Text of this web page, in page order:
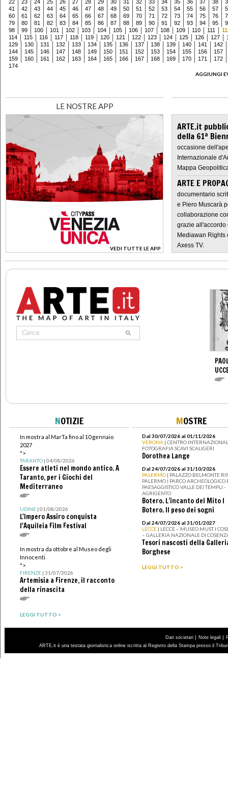
22 23 24 25 26 27 28 29 30 31 32 33 34 35 36 37 38
41
42 43 44 45 46 47 48 49 50 51 52 53 54 55 56 57
60
61 62 63 64 65 66 67 68 69 70 71 72 73 74 75 76
79
80 81 82 83 84 85 86 87 88 89 90 91 92 93 94 95
98
99 100 101 102 103 104 105 106 107 108 109 110 111
114
115 116 117 118 119 120 121 122 123 124 125 126 127
129
130 131 132 133 134 135 136 137 138 139 140 141
142
144
145 146 147 148 149 150 151 152 153 154 155 156
157
159
160 161 162 163 164 165 166 167 168 169 170 171
172
174
AGGIUNGI
LE NOSTRE APP
VEDI TUTTE LE APP
>
ARTE.it
della 61ª
occasione
Internazionale
Mappa
ARTE E
documentario
e Piero Muscarà
collaborazione
grazie all'accordo
Mediawan Rights
Axess TV.
NOTIZIE
In mostra al MarTa fino al 10 gennaio
2027
">
TARANTO| 04/08/2026
Essere atleti nel mondo antico. A
Taranto, per i Giochi del
Mediterraneo
UDINE| 01/08/2026
L'Impero Assiro conquista
l'Aquileia Film Festival
In mostra da ottobre al Museo degli
Innocenti
">
FIRENZE| 31/07/2026
Artemisia a Firenze, il racconto
della rinascita
LEGGI TUTTO >
MOSTRE
Dal 30/07/2026 al 01/11/2026
VERONA | CENTRO
FOTOGRAFIA SCAVI SCALIGERI
Dorothea Lange
Dal 24/07/2026 al 31/10/2026
PALERMO | PALAZZO BELMONTE
PALERMO I PARCO ARCHEOLOGICO
PAESAGGISTICO VALLE DEI TEMPLI -
AGRIGENTO
Botero. L’incanto del Mito I
Botero. Il peso dei sogni
Dal 24/07/2026 al 31/01/2027
LECCE | LECCE – MUSEO MUST I
– GALLERIA NAZIONALE DI
Tesori nascosti della
Borghese
LEGGI TUTTO >
Dati societari | Note legali |
ARTE.it è una testata giornalistica online iscritta al Registro della Stampa presso il